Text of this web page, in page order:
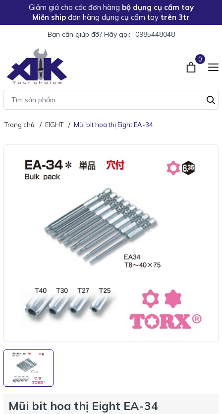
Giảm giá cho các đơn hàng bộ dụng cụ cầm tay
Miễn ship đơn hàng dụng cụ cầm tay trên 3tr
Bạn cần giúp đỡ? Hãy gọi: 0985448048
0
Trang chủ EIGHT Mũi bit hoa thị Eight EA-34
Mũi bit hoa thị Eight EA-34